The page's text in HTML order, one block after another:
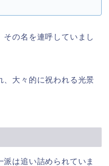
その名を連呼していまし
、大々的に祝われる光景
は追い詰められていま